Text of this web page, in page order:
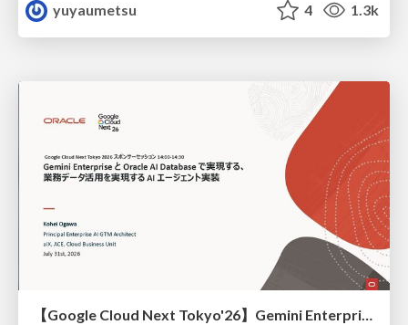
yuyaumetsu
4 1.3k
【Google Cloud Next Tokyo'26】Gemini Enterprise と Oracle AI Database で実現する、 業務データ活用を実現する AI エージェント実装